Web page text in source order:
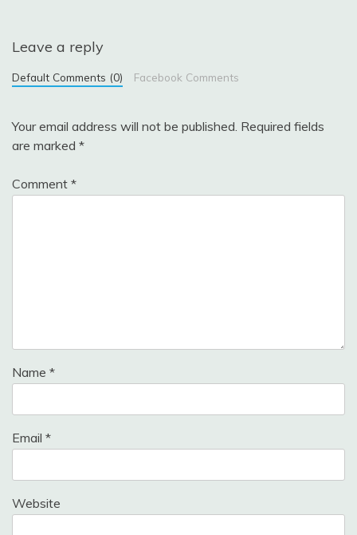
Leave a reply
Default Comments (0) Facebook Comments
Your email address will not be published. Required fields
are marked *
Comment *
Name *
Email *
Website